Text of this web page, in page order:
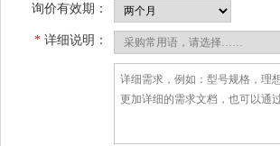
询价有效期：
* 详细说明：